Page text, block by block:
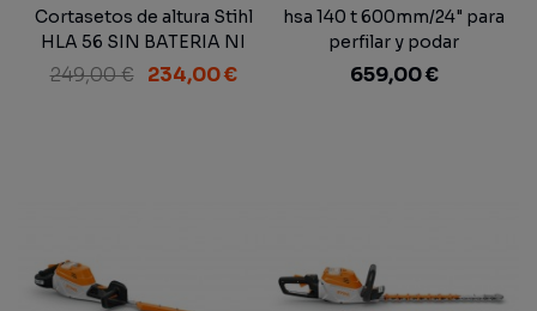
Cortasetos de altura Stihl
HLA 56 SIN BATERIA NI
CARGADOR.
249,00 € 234,00 €
hsa 140 t 600mm/24" para
perfilar y podar
659,00 €